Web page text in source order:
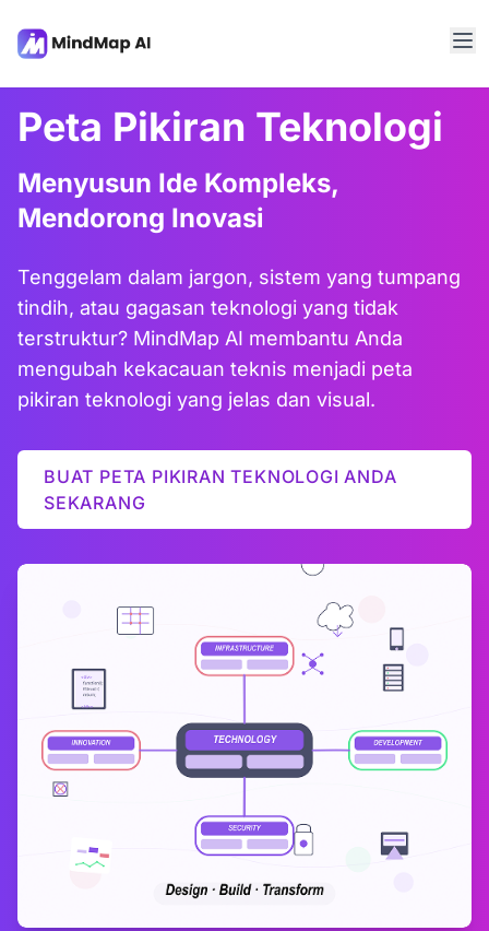
Peta Pikiran Teknologi
Menyusun Ide Kompleks,
Mendorong Inovasi
Tenggelam dalam jargon, sistem yang tumpang
tindih, atau gagasan teknologi yang tidak
terstruktur? MindMap AI membantu Anda
mengubah kekacauan teknis menjadi peta
pikiran teknologi yang jelas dan visual.
BUAT PETA PIKIRAN TEKNOLOGI ANDA
SEKARANG